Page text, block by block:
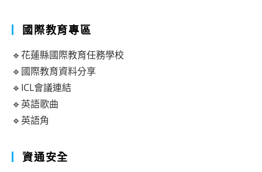
國際教育專區
🔹花蓮縣國際教育任務學校
🔹國際教育資料分享
🔹ICL會議連結
🔹英語歌曲
🔹英語角
資通安全